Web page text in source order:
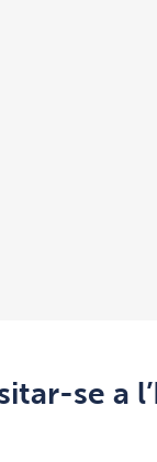
se a